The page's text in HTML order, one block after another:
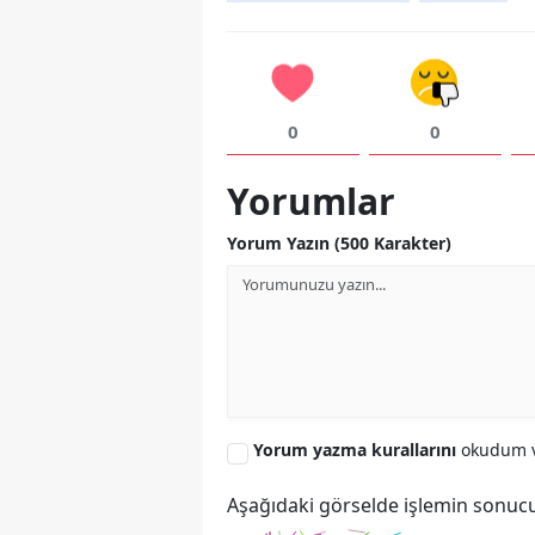
0 0
Yorumlar
Yorum Yazın (500 Karakter)
Yorum yazma kurallarını okudum
Aşağıdaki görselde işlemin